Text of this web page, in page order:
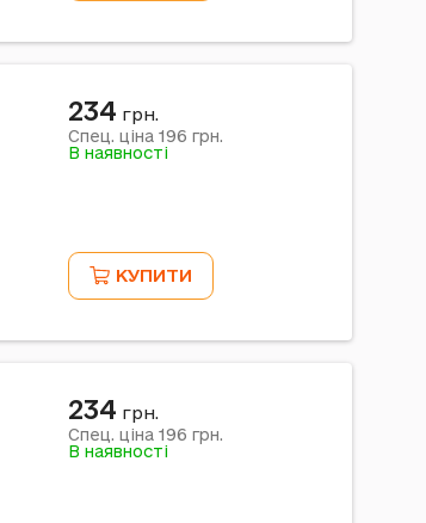
234 грн.
Спец. ціна 196 грн.
В наявності
КУПИТИ
234 грн.
Спец. ціна 196 грн.
В наявності